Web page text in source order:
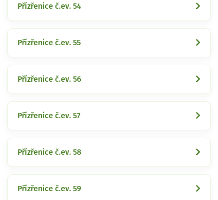
Přízřenice č.ev. 54
Přízřenice č.ev. 55
Přízřenice č.ev. 56
Přízřenice č.ev. 57
Přízřenice č.ev. 58
Přízřenice č.ev. 59